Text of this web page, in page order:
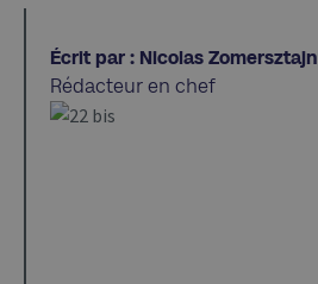
Écrit par : Nicolas Zomersztajn
Rédacteur en chef